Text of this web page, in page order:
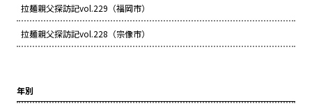
拉麺親父探訪記vol.229（福岡市）
拉麺親父探訪記vol.228（宗像市）
年別